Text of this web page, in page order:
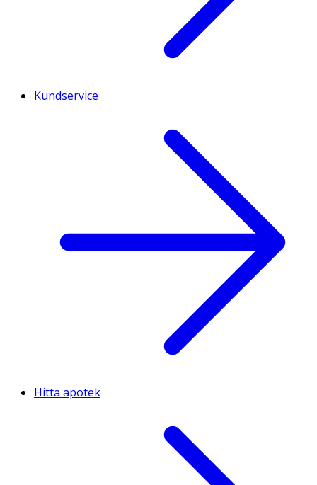
Kundservice
Hitta apotek